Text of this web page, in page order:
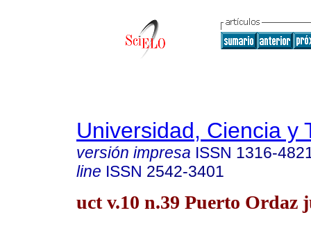
Universidad, Ciencia y
versión impresa ISSN 1316-
line ISSN 2542-3401
uct v.10 n.39 Puerto Ordaz